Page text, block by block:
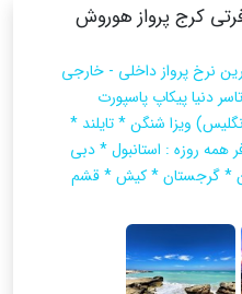
کرج پرواز هوروش
نرخ پرواز داخلی - خارجی
دنیا پیکاپ پاسپورت
ویزا شنگن * تایلند *
افر همه روزه : استانبول * دبی
* گرجستان * کیش * قشم